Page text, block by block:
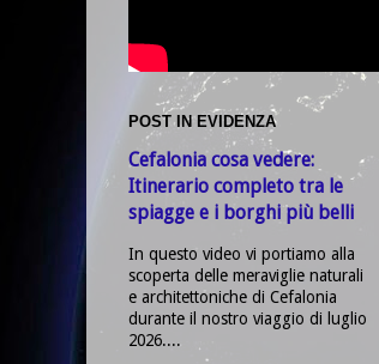
POST IN EVIDENZA
Cefalonia cosa vedere:
Itinerario completo tra le
spiagge e i borghi più belli
In questo video vi portiamo alla
scoperta delle meraviglie naturali
e architettoniche di Cefalonia
durante il nostro viaggio di luglio
2026....